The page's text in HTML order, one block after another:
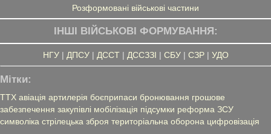
Розформовані військові частини
ІНШІ ВІЙСЬКОВІ ФОРМУВАННЯ:
НГУ| ДПСУ| ДССТ| ДССЗЗІ | СБУ| СЗР| УДО
Мітки:
ТТХ авіація артилерія боєприпаси бронювання грошове
забезпечення закупівлі мобілізація підсумки реформа ЗСУ
символіка стрілецька зброя територіальна оборона цифровізація